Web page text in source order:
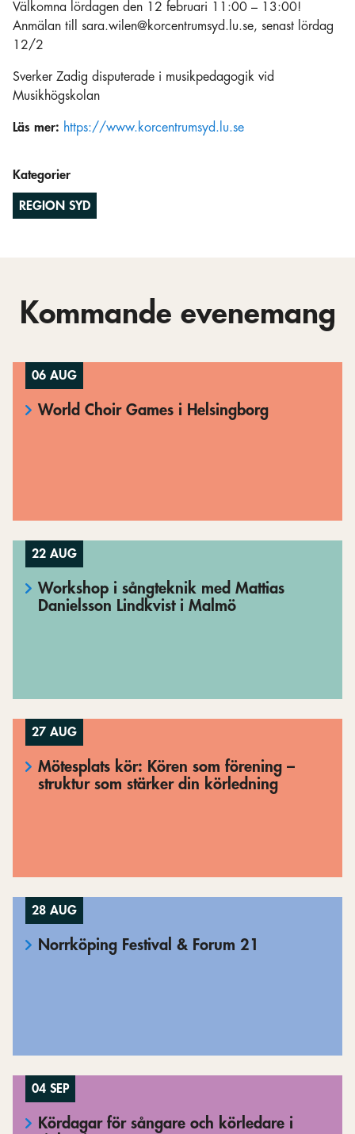
Välkomna lördagen den 12 februari 11:00 – 13:00!
Anmälan till sara.wilen@korcentrumsyd.lu.se, senast lördag
12/2
Sverker Zadig disputerade i musikpedagogik vid
Musikhögskolan
Läs mer: https://www.korcentrumsyd.lu.se
Kategorier
REGION SYD
Kommande evenemang
06 AUG
World Choir Games i Helsingborg
22 AUG
Workshop i sångteknik med Mattias
Danielsson Lindkvist i Malmö
27 AUG
Mötesplats kör: Kören som förening –
struktur som stärker din körledning
28 AUG
Norrköping Festival & Forum 21
04 SEP
Kördagar för sångare och körledare i